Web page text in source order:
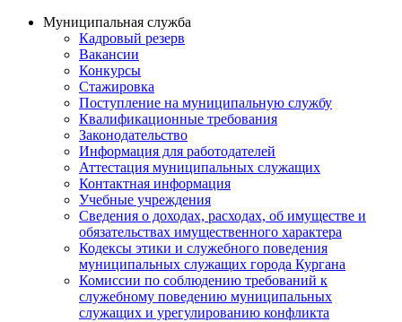
Муниципальная служба
Кадровый резерв
Вакансии
Конкурсы
Стажировка
Поступление на муниципальную службу
Квалификационные требования
Законодательство
Информация для работодателей
Аттестация муниципальных служащих
Контактная информация
Учебные учреждения
Сведения о доходах, расходах, об имуществе и
обязательствах имущественного характера
Кодексы этики и служебного поведения
муниципальных служащих города Кургана
Комиссии по соблюдению требований к
служебному поведению муниципальных
служащих и урегулированию конфликта